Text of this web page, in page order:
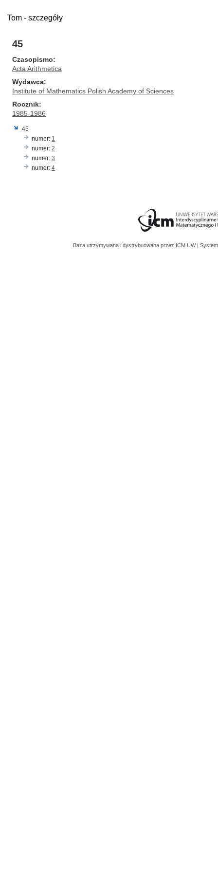
Tom - szczegóły
45
Czasopismo
Acta Arithmetica
Wydawca
Institute of Mathematics Polish Academy of Sciences
Rocznik
1985-1986
45
numer: 1
numer: 2
numer: 3
numer: 4
Baza utrzymywana i dystrybuowana przez ICM UW |